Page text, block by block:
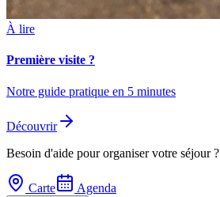
À lire
Première visite ?
Notre guide pratique en 5 minutes
Découvrir
Besoin d'aide pour organiser votre séjour ?
Carte Agenda